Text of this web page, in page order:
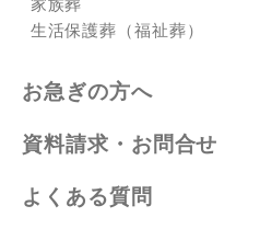
家族葬
生活保護葬（福祉葬）
お急ぎの方へ
資料請求・お問合せ
よくある質問